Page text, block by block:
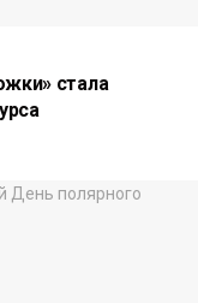
стала